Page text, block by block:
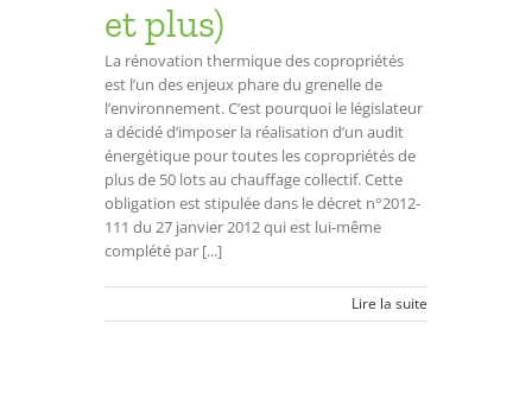
et plus)
La rénovation thermique des copropriétés
est l’un des enjeux phare du grenelle de
l’environnement. C’est pourquoi le législateur
a décidé d’imposer la réalisation d’un audit
énergétique pour toutes les copropriétés de
plus de 50 lots au chauffage collectif. Cette
obligation est stipulée dans le décret n°2012-
111 du 27 janvier 2012 qui est lui-même
complété par [...]
Lire la suite